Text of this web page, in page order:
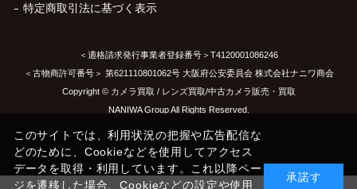
特定商取引法に基づく表示
＜適格請求発行事業者登録番号＞T4120001086246
＜古物商許可番号＞ 第621110801062号 大阪府公安委員会 株式会社ナニワ商会
Copyright © カメラ買取 / レンズ買取/中古カメラ販売・買取
NANIWA Group All Rights Reserved.
このサイトでは、利用状況の把握や広告配信な
どのために、Cookieなどを使用してアクセス
データを取得・利用しています。これ以降ペー
ジを遷移した場合、Cookieなどの設定や使用
承諾す